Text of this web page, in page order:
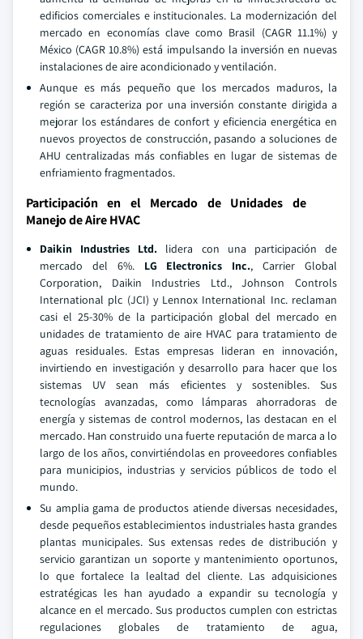
edificios comerciales e institucionales. La modernización del
mercado en economías clave como Brasil (CAGR 11.1%) y
México (CAGR 10.8%) está impulsando la inversión en nuevas
instalaciones de aire acondicionado y ventilación.
Aunque es más pequeño que los mercados maduros, la
región se caracteriza por una inversión constante dirigida a
mejorar los estándares de confort y eficiencia energética en
nuevos proyectos de construcción, pasando a soluciones de
AHU centralizadas más confiables en lugar de sistemas de
enfriamiento fragmentados.
Participación en el Mercado de Unidades de
Manejo de Aire HVAC
Daikin Industries Ltd. lidera con una participación de
mercado del 6%. LG Electronics Inc., Carrier Global
Corporation, Daikin Industries Ltd., Johnson Controls
International plc (JCI) y Lennox International Inc. reclaman
casi el 25-30% de la participación global del mercado en
unidades de tratamiento de aire HVAC para tratamiento de
aguas residuales. Estas empresas lideran en innovación,
invirtiendo en investigación y desarrollo para hacer que los
sistemas UV sean más eficientes y sostenibles. Sus
tecnologías avanzadas, como lámparas ahorradoras de
energía y sistemas de control modernos, las destacan en el
mercado. Han construido una fuerte reputación de marca a lo
largo de los años, convirtiéndolas en proveedores confiables
para municipios, industrias y servicios públicos de todo el
mundo.
Su amplia gama de productos atiende diversas necesidades,
desde pequeños establecimientos industriales hasta grandes
plantas municipales. Sus extensas redes de distribución y
servicio garantizan un soporte y mantenimiento oportunos,
lo que fortalece la lealtad del cliente. Las adquisiciones
estratégicas les han ayudado a expandir su tecnología y
alcance en el mercado. Sus productos cumplen con estrictas
regulaciones globales de tratamiento de agua,